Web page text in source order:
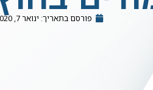
פורסם בתאריך: ינואר 7, 2020